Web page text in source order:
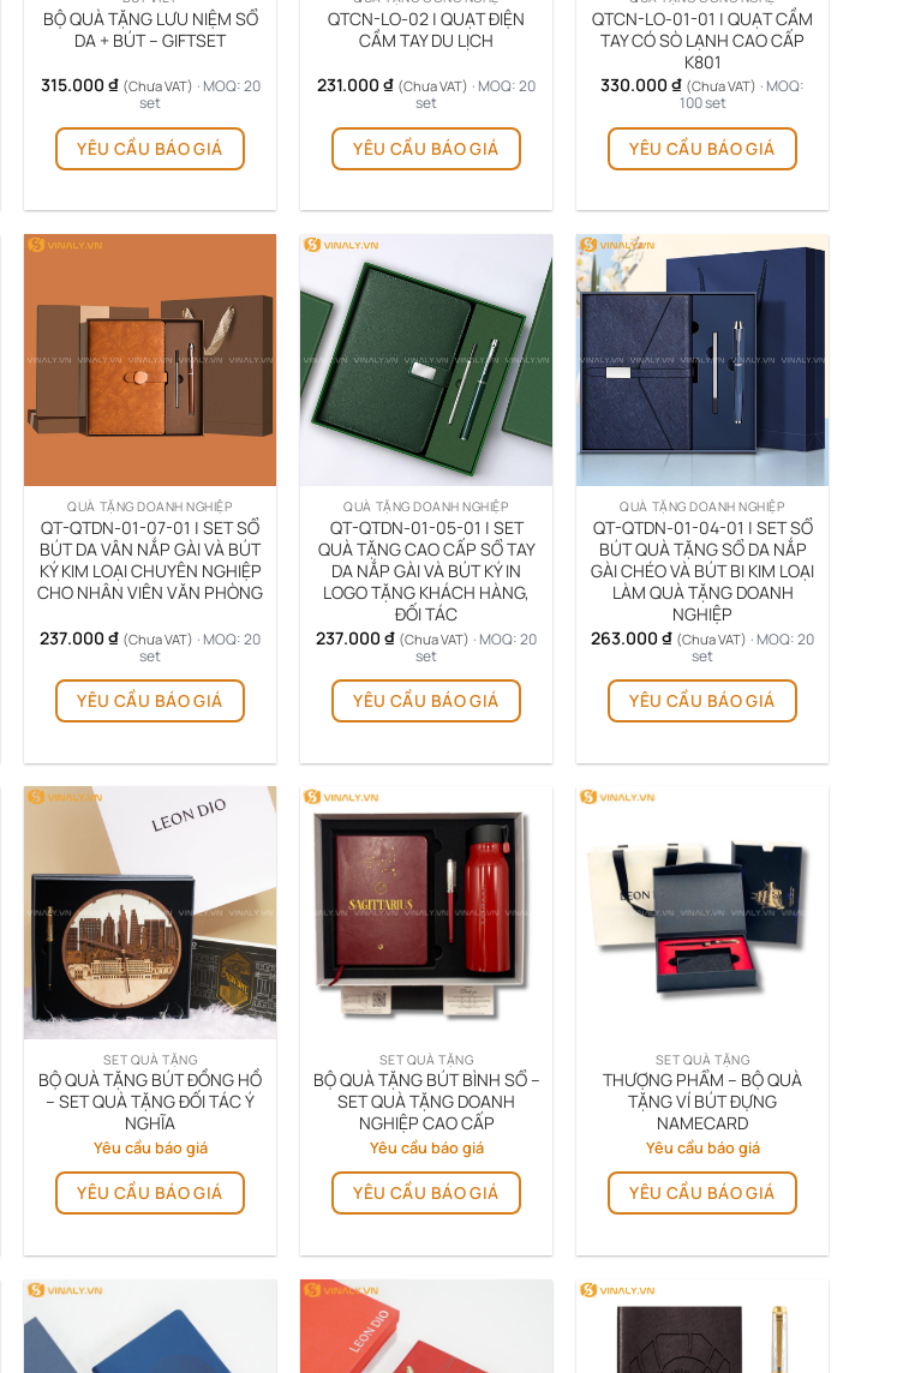
BỘ QUÀ TẶNG LƯU NIỆM SỔ
DA + BÚT – GIFTSET
315.000 ₫ (Chưa VAT) · MOQ: 20
set
YÊU CẦU BÁO GIÁ
chọn
được
trên
trang
sản
phẩm
QTCN-LO-02 | QUẠT ĐIỆN
CẦM TAY DU LỊCH
231.000 ₫ (Chưa VAT) · MOQ: 20
set
YÊU CẦU BÁO GIÁ
QTCN-LO-01-01 | QUẠT CẦM
TAY CÓ SÒ LẠNH CAO CẤP
K801
330.000 ₫ (Chưa VAT) · MOQ:
100 set
YÊU CẦU BÁO GIÁ
QUÀ TẶNG DOANH NGHIỆP
QT-QTDN-01-07-01 | SET SỔ
BÚT DA VÂN NẮP GÀI VÀ BÚT
KÝ KIM LOẠI CHUYÊN NGHIỆP
CHO NHÂN VIÊN VĂN PHÒNG
237.000 ₫ (Chưa VAT) · MOQ: 20
set
YÊU CẦU BÁO GIÁ
biến
tùy
chọn
có
thể
được
chọn
trên
trang
sản
QUÀ TẶNG DOANH NGHIỆP
QT-QTDN-01-05-01 | SET
QUÀ TẶNG CAO CẤP SỔ TAY
DA NẮP GÀI VÀ BÚT KÝ IN
LOGO TẶNG KHÁCH HÀNG,
ĐỐI TÁC
237.000 ₫ (Chưa VAT) · MOQ: 20
set
YÊU CẦU BÁO GIÁ
biến
chọn
được
trang
QUÀ TẶNG DOANH NGHIỆP
QT-QTDN-01-04-01 | SET SỔ
BÚT QUÀ TẶNG SỔ DA NẮP
GÀI CHÉO VÀ BÚT BI KIM LOẠI
LÀM QUÀ TẶNG DOANH
NGHIỆP
263.000 ₫ (Chưa VAT) · MOQ: 20
set
YÊU CẦU BÁO GIÁ
Các
tùy
chọn
có
trang
SET QUÀ TẶNG
BỘ QUÀ TẶNG BÚT ĐỒNG HỒ
– SET QUÀ TẶNG ĐỐI TÁC Ý
NGHĨA
Yêu cầu báo giá
YÊU CẦU BÁO GIÁ
SET QUÀ TẶNG
BỘ QUÀ TẶNG BÚT BÌNH SỔ –
SET QUÀ TẶNG DOANH
NGHIỆP CAO CẤP
Yêu cầu báo giá
YÊU CẦU BÁO GIÁ
SET QUÀ TẶNG
THƯỢNG PHẨM – BỘ QUÀ
TẶNG VÍ BÚT ĐỰNG
NAMECARD
Yêu cầu báo giá
YÊU CẦU BÁO GIÁ